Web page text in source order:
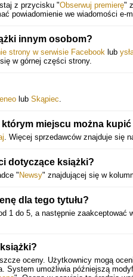
z przycisku "Obserwuj premierę"
powiadomienie we wiadomości e-
innym osobom?
strony w serwisie Facebook lub
w górnej części strony.
lub Skąpiec.
miejscu można
. Więcej sprzedawców znajduje się
dotyczące książki?
" Newsy" znajdującej się w
dla tego tytułu?
1 do 5, a następnie zaakceptować
oceny. Użytkownicy mogą
System umożliwia późniejszą